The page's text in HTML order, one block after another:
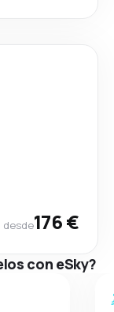
desde176 €
con eSky?